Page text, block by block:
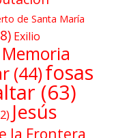
de Santa María
Exilio
(44)fosas
(63)
Jesús
la Frontera